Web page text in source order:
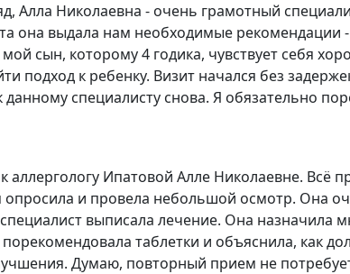
Алла Николаевна - очень грамотный
она выдала нам необходимые рекомендации
сын, которому 4 годика, чувствует себя
подход к ребенку. Визит начался без
специалисту снова. Я обязательно
аллергологу Ипатовой Алле Николаевне. Всё
и провела небольшой осмотр. Она
выписала лечение. Она назначила
таблетки и объяснила, как
Думаю, повторный прием не